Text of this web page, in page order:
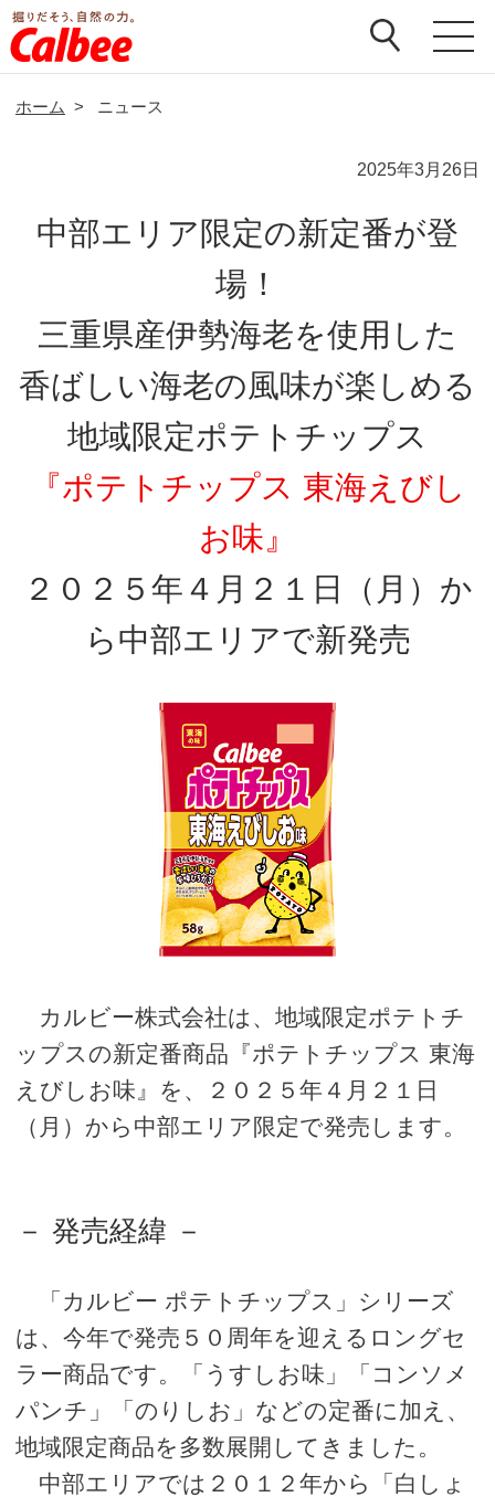
ホーム > ニュース
2025年3月26日
中部エリア限定の新定番が登
場！
三重県産伊勢海老を使用した
香ばしい海老の風味が楽しめる
地域限定ポテトチップス
『ポテトチップス 東海えびし
お味』
２０２５年４月２１日（月）か
ら中部エリアで新発売
カルビー株式会社は、地域限定ポテトチ
ップスの新定番商品『ポテトチップス 東海
えびしお味』を、２０２５年４月２１日
（月）から中部エリア限定で発売します。
－ 発売経緯 －
「カルビー ポテトチップス」シリーズ
は、今年で発売５０周年を迎えるロングセ
ラー商品です。「うすしお味」「コンソメ
パンチ」「のりしお」などの定番に加え、
地域限定商品を多数展開してきました。
中部エリアでは２０１２年から「白しょ